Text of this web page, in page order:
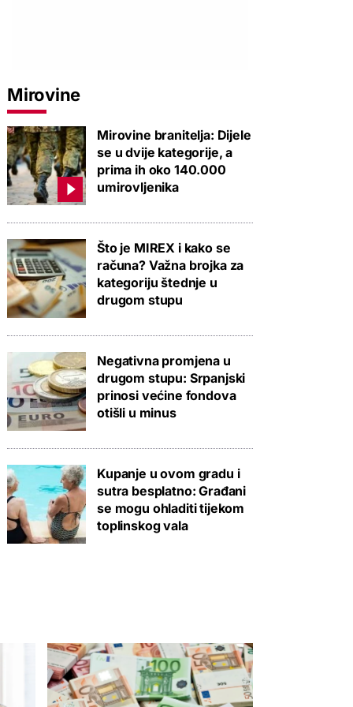
Mirovine
Mirovine branitelja: Dijele
se u dvije kategorije, a
prima ih oko 140.000
umirovljenika
Što je MIREX i kako se
računa? Važna brojka za
kategoriju štednje u
drugom stupu
Negativna promjena u
drugom stupu: Srpanjski
prinosi većine fondova
otišli u minus
Kupanje u ovom gradu i
sutra besplatno: Građani
se mogu ohladiti tijekom
toplinskog vala